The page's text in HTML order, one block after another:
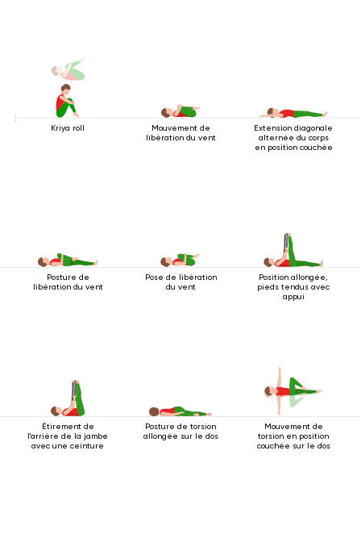
Kriya roll
Mouvement de
libération du vent
Extension diagonale
alternée du corps
en position couchée
Posture de
libération du vent
Pose de libération
du vent
Position allongée,
pieds tendus avec
appui
Étirement de
l'arrière de la jambe
avec une ceinture
Posture de torsion
allongée sur le dos
Mouvement de
torsion en position
couchée sur le dos